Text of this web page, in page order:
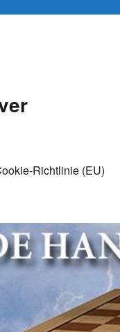
Richtlinie (EU)